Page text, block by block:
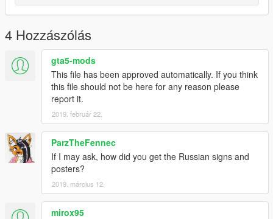
4 Hozzászólás
gta5-mods
This file has been approved automatically. If you think
this file should not be here for any reason please
report it.
2019. február 22.
ParzTheFennec
If I may ask, how did you get the Russian signs and
posters?
2019. március 12.
mirox95